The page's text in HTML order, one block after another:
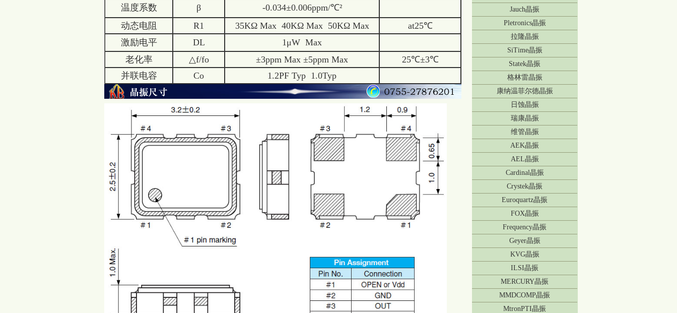
Jauch晶振
Pletronics晶振
拉隆晶振
SiTime晶振
Statek晶振
格林雷晶振
康纳温菲尔德晶振
日蚀晶振
瑞康晶振
维管晶振
AEK晶振
AEL晶振
Cardinal晶振
Crystek晶振
Euroquartz晶振
FOX晶振
Frequency晶振
Geyer晶振
KVG晶振
ILSI晶振
MERCURY晶振
MMDCOMP晶振
MtronPTI晶振
温度系数
β
-0.034±0.006ppm/℃²
动态电阻
R1 35KΩ Max 40KΩ Max 50KΩ Max
at25℃
激励电平
DL
1μW Max
老化率
△f/fo ±3ppm Max ±5ppm Max
25℃±3℃
并联电容
Co 1.2PF Typ 1.0Typ